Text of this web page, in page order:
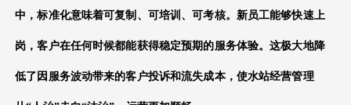
中，标准化意味着可复制、可培训、可考核。新员工能够快速上
岗，客户在任何时候都能获得稳定预期的服务体验。这极大地降
低了因服务波动带来的客户投诉和流失成本，使水站经营管理